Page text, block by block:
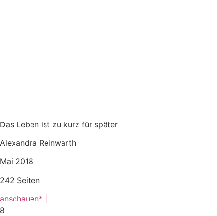
Das Leben ist zu kurz für später
Alexandra Reinwarth
Mai 2018
242 Seiten
anschauen* |
8